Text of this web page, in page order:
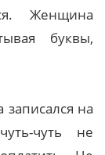
Женщина
буквы,
на
чуть не